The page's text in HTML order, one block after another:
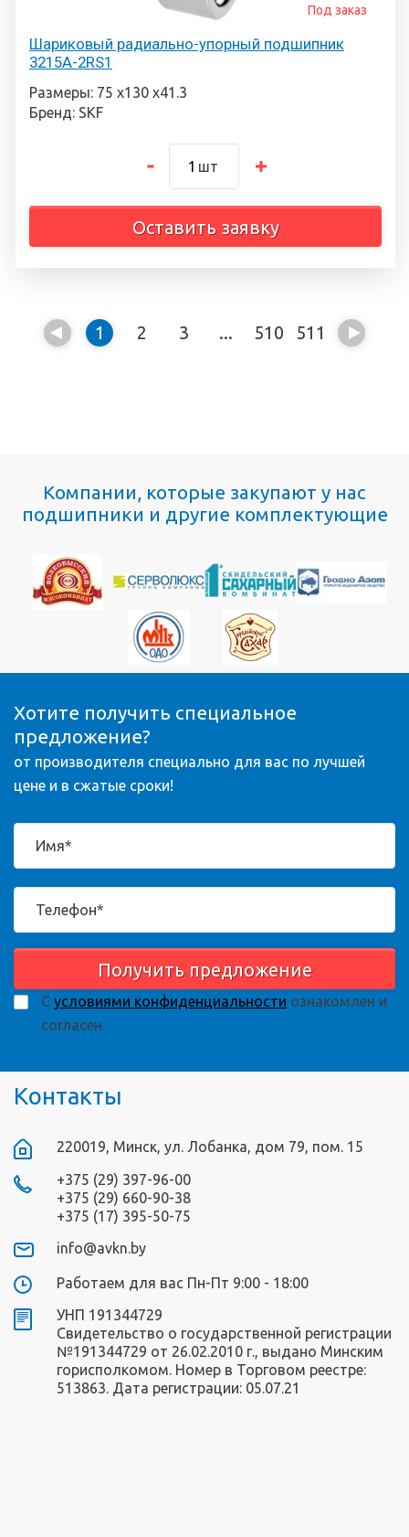
Шариковый радиально-упорный подшипник
3215A-2RS1
Под заказ
Размеры: 75 х130 х41.3
Бренд: SKF
шт
Оставить заявку
1 2 3 ... 510 511
Компании, которые закупают у нас
подшипники и другие комплектующие
Хотите получить специальное
предложение?
от производителя специально для вас по лучшей
цене и в сжатые сроки!
Получить предложение
С условиями конфиденциальности ознакомлен и
согласен
Контакты
220019, Минск, ул. Лобанка, дом 79, пом. 15
+375 (29) 397-96-00
+375 (29) 660-90-38
+375 (17) 395-50-75
info@avkn.by
Работаем для вас Пн-Пт 9:00 - 18:00
УНП 191344729
Свидетельство о государственной регистрации
№191344729 от 26.02.2010 г., выдано Минским
горисполкомом. Номер в Торговом реестре:
513863. Дата регистрации: 05.07.21